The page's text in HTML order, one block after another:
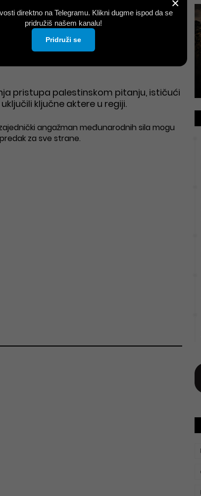
je da bi produžavanje konflikta
procese.
od eskalacije“, kazao je Nafaa, dodavši da
zajednice u rješavanje
pristupa palestinskom pitanju, ističući
ključne aktere u regiji.
angažman međunarodnih sila mogu
za sve strane.
direktno na Telegramu. Klikni dugme ispod da se
pridružiš našem kanalu!
Pridruži se